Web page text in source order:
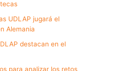
UDLAP jugará el
Alemania
destacan en el
para analizar los retos